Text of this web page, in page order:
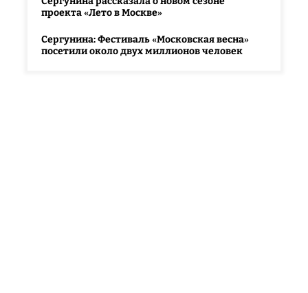
проекта «Лето в Москве»
Сергунина: Фестиваль «Московская весна»
посетили около двух миллионов человек